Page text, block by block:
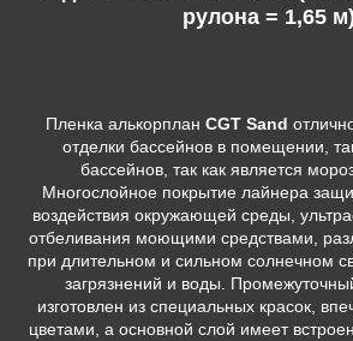
рулона = 1,65 м)
Пленка алькорплан CGT Sand
отделки бассейнов в помещении,
бассейнов, так как является
Многослойное покрытие лайнера
воздействия окружающей среды,
отбеливания моющими средствами,
при длительном и сильном солнечном
загрязнений и воды.
изготовлен из специальных красок,
цветами, а основной слой имеет